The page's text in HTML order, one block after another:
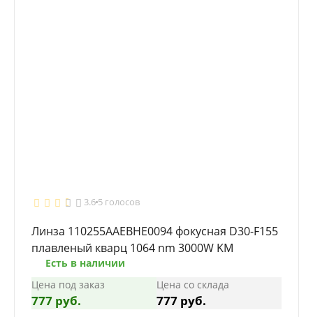
3.6 5 голосов
Линза 110255AAEBHE0094 фокусная D30-F155
плавленый кварц 1064 nm 3000W KM
Есть в наличии
Цена под заказ
777 руб.
Цена со склада
777 руб.